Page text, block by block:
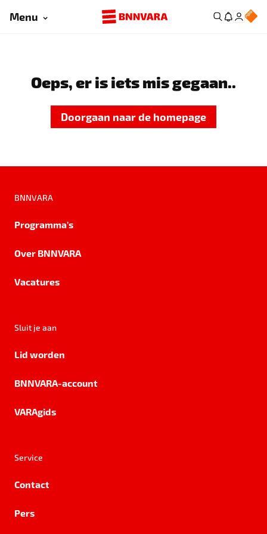
Menu
Oeps, er is iets mis gegaan..
Doorgaan naar de homepage
BNNVARA
Programma's
Over BNNVARA
Vacatures
Sluit je aan
Lid worden
BNNVARA-account
VARAgids
Service
Contact
Pers